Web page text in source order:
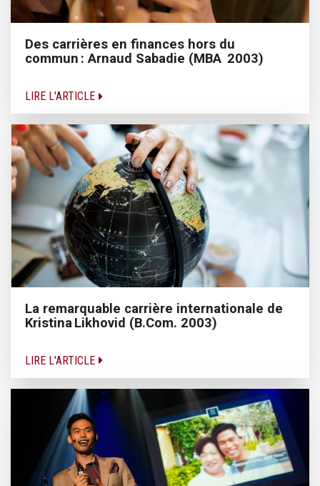
Des carrières en finances hors du
commun : Arnaud Sabadie (MBA 2003)
LIRE L'ARTICLE
La remarquable carrière internationale de
Kristina Likhovid (B.Com. 2003)
LIRE L'ARTICLE